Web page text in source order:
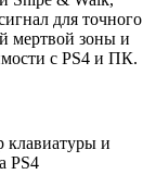
для точного
мертвой зоны и
с PS4 и ПК.
клавиатуры и
PS4